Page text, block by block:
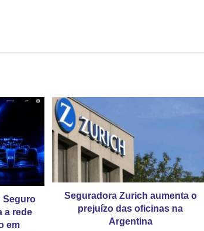
Seguro
a rede
em
Seguradora Zurich aumenta o
prejuízo das oficinas na
Argentina